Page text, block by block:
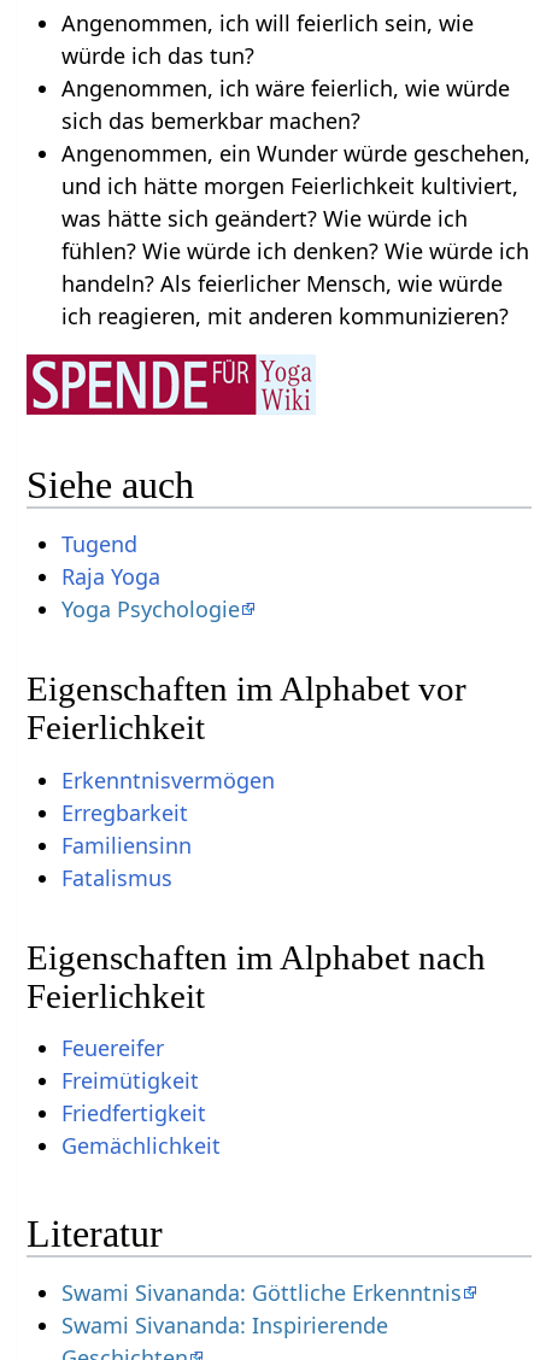
Angenommen, ich will feierlich sein, wie
würde ich das tun?
Angenommen, ich wäre feierlich, wie würde
sich das bemerkbar machen?
Angenommen, ein Wunder würde geschehen,
und ich hätte morgen Feierlichkeit kultiviert,
was hätte sich geändert? Wie würde ich
fühlen? Wie würde ich denken? Wie würde ich
handeln? Als feierlicher Mensch, wie würde
ich reagieren, mit anderen kommunizieren?
Siehe auch
Tugend
Raja Yoga
Yoga Psychologie
Eigenschaften im Alphabet vor
Feierlichkeit
Erkenntnisvermögen
Erregbarkeit
Familiensinn
Fatalismus
Eigenschaften im Alphabet nach
Feierlichkeit
Feuereifer
Freimütigkeit
Friedfertigkeit
Gemächlichkeit
Literatur
Swami Sivananda: Göttliche Erkenntnis
Swami Sivananda: Inspirierende